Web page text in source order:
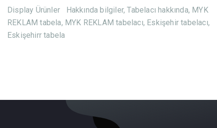
Display Ürünler Hakkında bilgiler, Tabelacı hakkında, MYK
REKLAM tabela, MYK REKLAM tabelacı, Eskişehir tabelacı,
Eskişehirr tabela